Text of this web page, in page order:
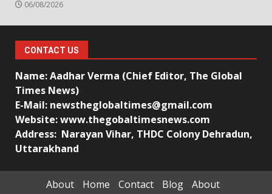
06/08/2026
CONTACT US
Name: Aadhar Verma (Chief Editor, The Global
Times News)
E-Mail: newstheglobaltimes@gmail.com
Website: www.thegobaltimesnews.com
Address: Narayan Vihar, THDC Colony Dehradun,
Uttarakhand
About Home Contact Blog About